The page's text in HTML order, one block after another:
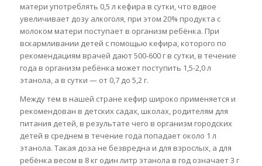
матери употреблять 0,5 л кефира в сутки, что вдвое
увеличивает дозу алкоголя, при этом 20% продукта с
молоком матери поступает в организм ребёнка. При
вскармливании детей с помощью кефира, которого по
рекомендациям врачей дают 500-600 г в сутки, в течение
года в организм ребёнка может поступить 1,5-2,0 л
этанола, а в сутки — от 0,7 до 5,2 г.
Между тем в нашей стране кефир широко применяется и
рекомендован в детских садах, школах, родителям для
питания детей, в результате чего в организм городских
детей в среднем в течение года попадает около 1 л
этанола. Такая доза не безвредна и для взрослых, а для
ребёнка весом в 8 кг один литр этанола в год означает 3 г